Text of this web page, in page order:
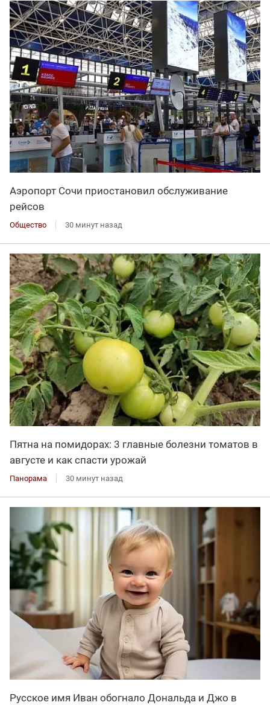
Аэропорт Сочи приостановил обслуживание
рейсов
Общество 30 минут назад
Пятна на помидорах: 3 главные болезни томатов в
августе и как спасти урожай
Панорама 30 минут назад
Русское имя Иван обогнало Дональда и Джо в